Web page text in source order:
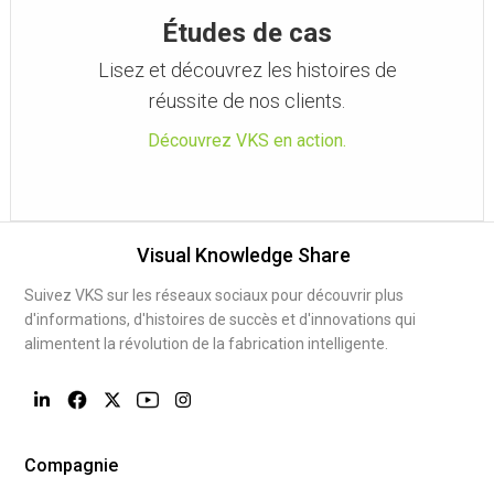
Études de cas
Lisez et découvrez les histoires de
réussite de nos clients.
Découvrez VKS en action.
Visual Knowledge Share
Suivez VKS sur les réseaux sociaux pour découvrir plus
d'informations, d'histoires de succès et d'innovations qui
alimentent la révolution de la fabrication intelligente.
Compagnie